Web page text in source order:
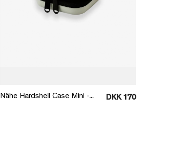
Nähe Hardshell Case Mini -... DKK 170